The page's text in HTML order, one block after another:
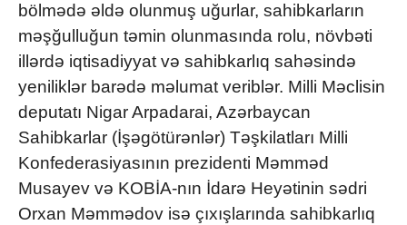
bölmədə əldə olunmuş uğurlar, sahibkarların
məşğulluğun təmin olunmasında rolu, növbəti
illərdə iqtisadiyyat və sahibkarlıq sahəsində
yeniliklər barədə məlumat veriblər. Milli Məclisin
deputatı Nigar Arpadarai, Azərbaycan
Sahibkarlar (İşəgötürənlər) Təşkilatları Milli
Konfederasiyasının prezidenti Məmməd
Musayev və KOBİA-nın İdarə Heyətinin sədri
Orxan Məmmədov isə çıxışlarında sahibkarlıq